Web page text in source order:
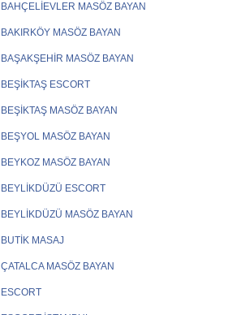
BAHÇELİEVLER MASÖZ BAYAN
BAKIRKÖY MASÖZ BAYAN
BAŞAKŞEHİR MASÖZ BAYAN
BEŞİKTAŞ ESCORT
BEŞİKTAŞ MASÖZ BAYAN
BEŞYOL MASÖZ BAYAN
BEYKOZ MASÖZ BAYAN
BEYLİKDÜZÜ ESCORT
BEYLİKDÜZÜ MASÖZ BAYAN
BUTİK MASAJ
ÇATALCA MASÖZ BAYAN
ESCORT